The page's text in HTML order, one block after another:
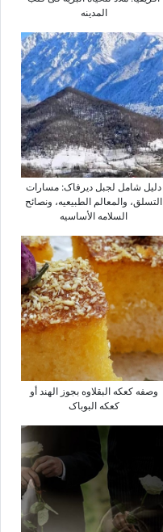
المدینه
دلیل شامل لجبل دیرفاک: مسارات
التسلق، والمعالم الطبیعیه، ونصائح
السلامه الأساسیه
وصفه کعکه البقلاوه بجوز الهند أو
کعکه البوباک